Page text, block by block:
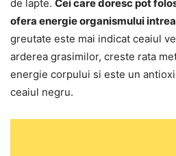
de lapte. Cei care doresc pot
ofera energie organismului
greutate este mai indicat ceaiul
arderea grasimilor, creste rata
energie corpului si este un
ceaiul negru.